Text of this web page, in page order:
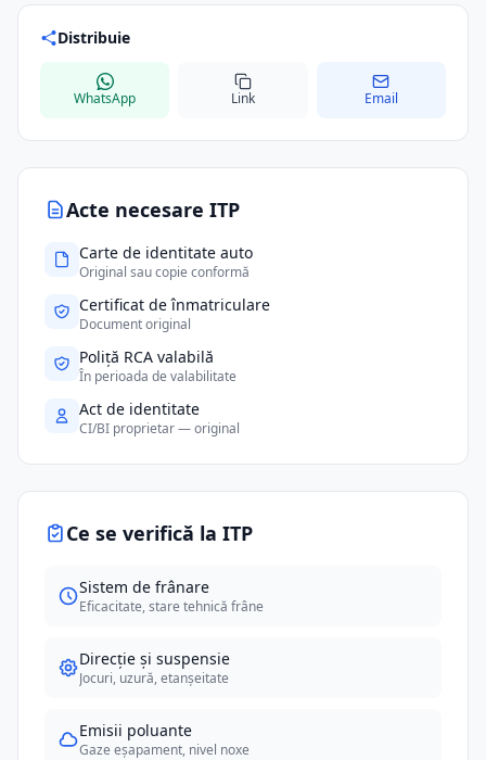
Acte necesare ITP
Carte de identitate auto
Original sau copie conformă
Certificat de înmatriculare
Document original
Poliță RCA valabilă
În perioada de valabilitate
Act de identitate
CI/BI proprietar — original
Ce se verifică la ITP
Sistem de frânare
Eficacitate, stare tehnică frâne
Direcție și suspensie
Jocuri, uzură, etanșeitate
Emisii poluante
Gaze eșapament, nivel noxe
Distribuie
WhatsApp Link Email